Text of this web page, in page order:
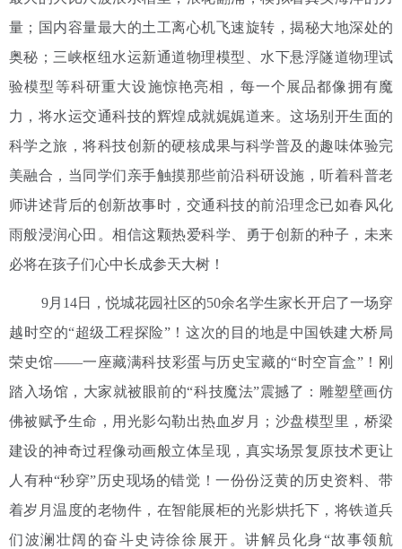
量；国内容量最大的土工离心机飞速旋转，揭秘大地深处的
奥秘；三峡枢纽水运新通道物理模型、水下悬浮隧道物理试
验模型等科研重大设施惊艳亮相，每一个展品都像拥有魔
力，将水运交通科技的辉煌成就娓娓道来。这场别开生面的
科学之旅，将科技创新的硬核成果与科学普及的趣味体验完
美融合，当同学们亲手触摸那些前沿科研设施，听着科普老
师讲述背后的创新故事时，交通科技的前沿理念已如春风化
雨般浸润心田。相信这颗热爱科学、勇于创新的种子，未来
必将在孩子们心中长成参天大树！
9月14日，悦城花园社区的50余名学生家长开启了一场穿
越时空的“超级工程探险”！这次的目的地是中国铁建大桥局
荣史馆——一座藏满科技彩蛋与历史宝藏的“时空盲盒”！刚
踏入场馆，大家就被眼前的“科技魔法”震撼了：雕塑壁画仿
佛被赋予生命，用光影勾勒出热血岁月；沙盘模型里，桥梁
建设的神奇过程像动画般立体呈现，真实场景复原技术更让
人有种“秒穿”历史现场的错觉！一份份泛黄的历史资料、带
着岁月温度的老物件，在智能展柜的光影烘托下，将铁道兵
们波澜壮阔的奋斗史诗徐徐展开。讲解员化身“故事领航